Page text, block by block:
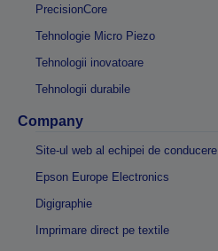
PrecisionCore
Tehnologie Micro Piezo
Tehnologii inovatoare
Tehnologii durabile
Company
Site-ul web al echipei de conducere
Epson Europe Electronics
Digigraphie
Imprimare direct pe textile